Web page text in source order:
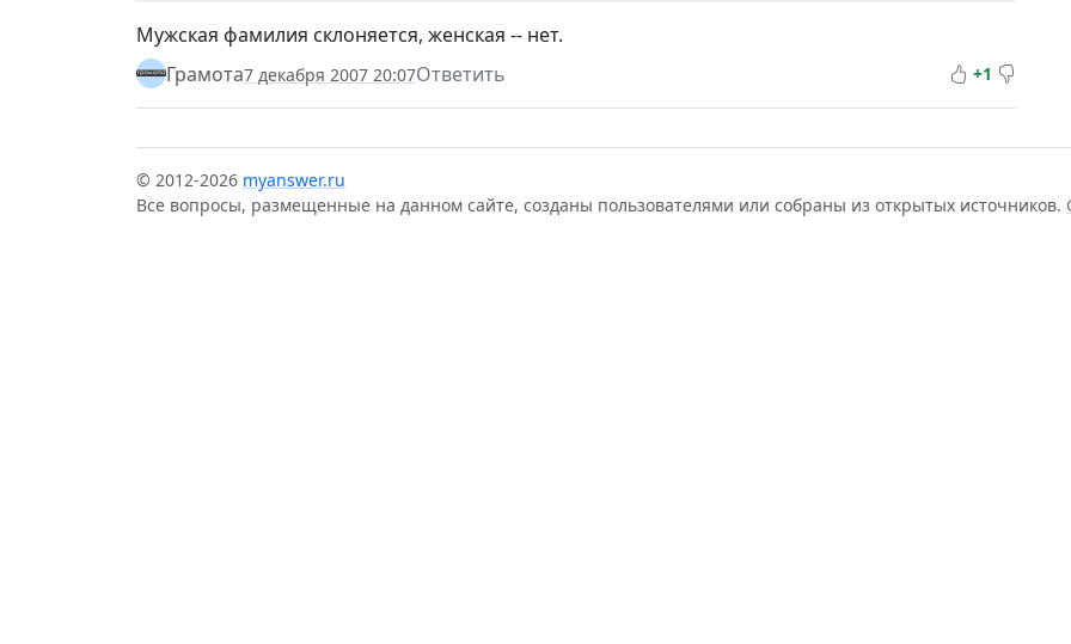
Мужская фамилия склоняется, женская -- нет.
Грамота7 декабря 2007 20:07Ответить +1
© 2012-2026 myanswer.ru
Все вопросы, размещенные на данном сайте, созданы пользователями или собраны из открытых источников.